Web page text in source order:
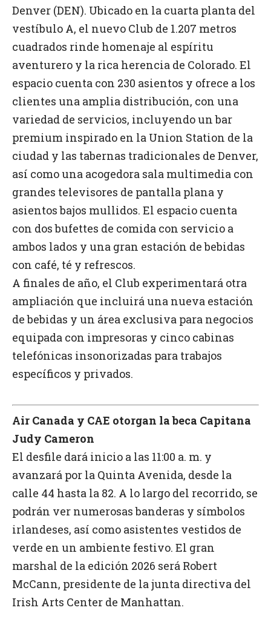
Denver (DEN). Ubicado en la cuarta planta del
vestíbulo A, el nuevo Club de 1.207 metros
cuadrados rinde homenaje al espíritu
aventurero y la rica herencia de Colorado. El
espacio cuenta con 230 asientos y ofrece a los
clientes una amplia distribución, con una
variedad de servicios, incluyendo un bar
premium inspirado en la Union Station de la
ciudad y las tabernas tradicionales de Denver,
así como una acogedora sala multimedia con
grandes televisores de pantalla plana y
asientos bajos mullidos. El espacio cuenta
con dos bufettes de comida con servicio a
ambos lados y una gran estación de bebidas
con café, té y refrescos.
A finales de año, el Club experimentará otra
ampliación que incluirá una nueva estación
de bebidas y un área exclusiva para negocios
equipada con impresoras y cinco cabinas
telefónicas insonorizadas para trabajos
específicos y privados.
Air Canada y CAE otorgan la beca Capitana
Judy Cameron
El desfile dará inicio a las 11:00 a. m. y
avanzará por la Quinta Avenida, desde la
calle 44 hasta la 82. A lo largo del recorrido, se
podrán ver numerosas banderas y símbolos
irlandeses, así como asistentes vestidos de
verde en un ambiente festivo. El gran
marshal de la edición 2026 será Robert
McCann, presidente de la junta directiva del
Irish Arts Center de Manhattan.